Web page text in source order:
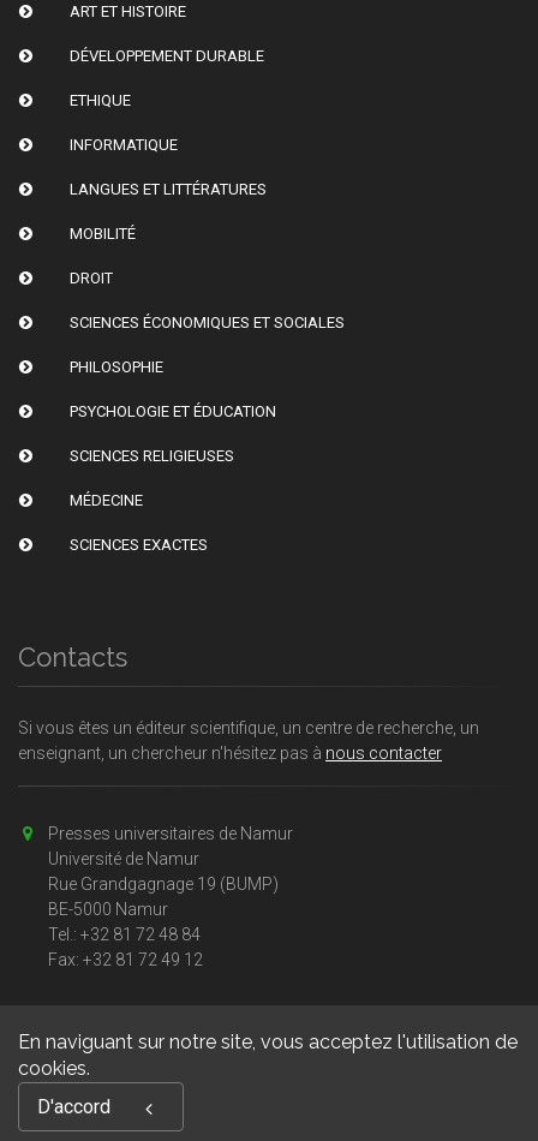
En naviguant sur notre site, vous acceptez l'utilisation de
cookies.
D'accord
ART ET HISTOIRE
DÉVELOPPEMENT DURABLE
ETHIQUE
INFORMATIQUE
LANGUES ET LITTÉRATURES
MOBILITÉ
DROIT
SCIENCES ÉCONOMIQUES ET SOCIALES
PHILOSOPHIE
PSYCHOLOGIE ET ÉDUCATION
SCIENCES RELIGIEUSES
MÉDECINE
SCIENCES EXACTES
Contacts
Si vous êtes un éditeur scientifique, un centre de recherche, un
enseignant, un chercheur n'hésitez pas à nous contacter
Presses universitaires de Namur
Université de Namur
Rue Grandgagnage 19 (BUMP)
BE-5000 Namur
Tel.: +32 81 72 48 84
Fax: +32 81 72 49 12